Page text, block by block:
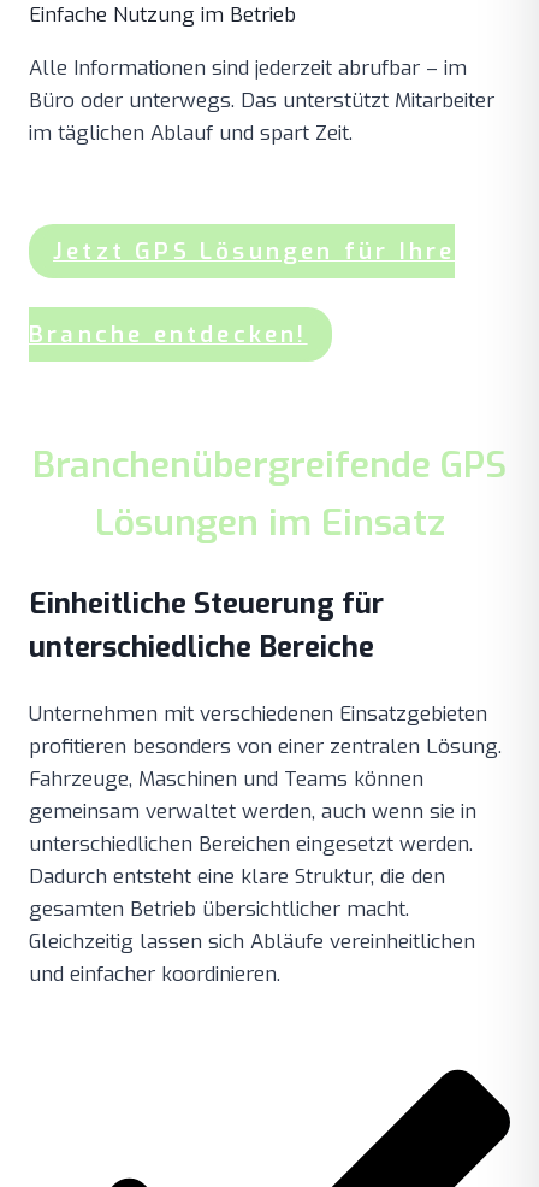
Einfache Nutzung im Betrieb
Alle Informationen sind jederzeit abrufbar – im
Büro oder unterwegs. Das unterstützt Mitarbeiter
im täglichen Ablauf und spart Zeit.
Jetzt GPS Lösungen für Ihre
Branche entdecken!
Branchenübergreifende GPS
Lösungen im Einsatz
Einheitliche Steuerung für
unterschiedliche Bereiche
Unternehmen mit verschiedenen Einsatzgebieten
profitieren besonders von einer zentralen Lösung.
Fahrzeuge, Maschinen und Teams können
gemeinsam verwaltet werden, auch wenn sie in
unterschiedlichen Bereichen eingesetzt werden.
Dadurch entsteht eine klare Struktur, die den
gesamten Betrieb übersichtlicher macht.
Gleichzeitig lassen sich Abläufe vereinheitlichen
und einfacher koordinieren.